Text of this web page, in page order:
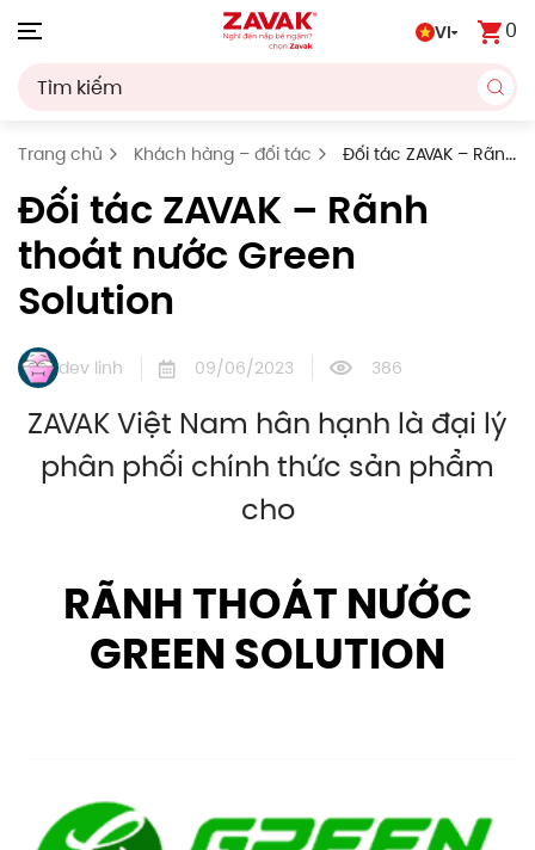
VI 0
Trang chủ Khách hàng – đối tác
Đối tác ZAVAK – Rãnh
thoát nước Green Solution
Đối tác ZAVAK – Rãnh
thoát nước Green
Solution
dev linh 09/06/2023 386
ZAVAK Việt Nam hân hạnh là đại lý
phân phối chính thức sản phẩm
cho
RÃNH THOÁT NƯỚC
GREEN SOLUTION